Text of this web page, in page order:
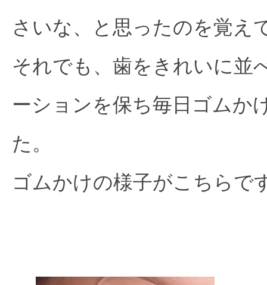
さいな、と思ったのを覚え
それでも、歯をきれいに並
ーションを保ち毎日ゴムか
た。
ゴムかけの様子がこちらで